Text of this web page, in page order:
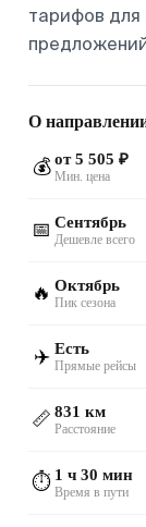
тарифов для
О
💰 от 5 505 ₽
Мин. цена
📅 Сентябрь
Дешевле всего
🔥 Октябрь
Пик сезона
✈️ Есть
Прямые рейсы
📏 831 км
Расстояние
⏱️ 1 ч 30 мин
Время в пути